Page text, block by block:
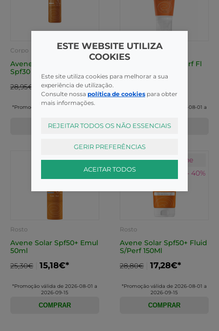
Corpo
Avene Solar Bruma
Spf30 Ps 150ml
28,95€
17,37€*
*Promoção válida de 2026-08-01 a
COMPRAR
Rosto
Avene Solar Mat Perf Fl
*Promoção válida de 2026-08-01 a
COMPRAR
Avène
Solares - 40%
Rosto
Avene Solar Spf50+ Emul
50ml
25,30€
15,18€*
*Promoção válida de 2026-08-01 a
2026-09-15
COMPRAR
Avène
Solares - 40%
Rosto
Avene Solar Spf50+ Fluid
S/Perf 150Ml
28,80€
17,28€*
*Promoção válida de 2026-08-01 a
2026-09-15
COMPRAR
ESTE WEBSITE UTILIZA
COOKIES
Este site utiliza cookies para melhorar a sua
experiência de utilização.
Consulte nossa política de cookies para obter
mais informações.
REJEITAR TODOS OS NÃO ESSENCIAIS
GERIR PREFERÊNCIAS
ACEITAR TODOS